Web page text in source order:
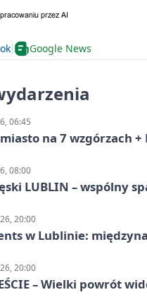
Google News
06:45
na 7 wzgórzach
08:00
LUBLIN – wspólny
20:00
w Lublinie:
20:00
– Wielki powrót